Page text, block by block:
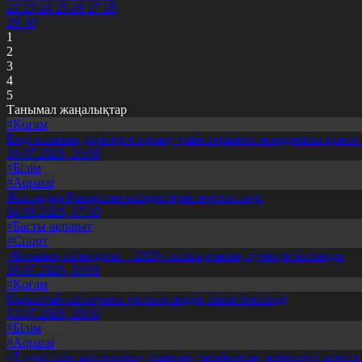
22 23 24 25 26 27 28
29 30
1
2
3
4
5
Танымал жаңалықтар
#Қоғам
Енді салалық дәрігерге қаралу үшін терапевт жолдамасы қажет
30.07.2026, 20:05
#Білім
#Aqparat
Жапондар Қазақстан өсімдіктерін зерттеп жүр
04.08.2026, 17:30
#Басты ақпарат
#Спорт
«Болашақ ойындары – 2026» халықаралық турнирі басталды
30.07.2026, 10:01
#Қоғам
Құрылтай сайлауына үміткерлердің тізімі бекітілді
13.07.2026, 20:03
#Білім
#Aqparat
«Тәуелсіздік ұрпақтары» грантын тағайындау жөніндегі